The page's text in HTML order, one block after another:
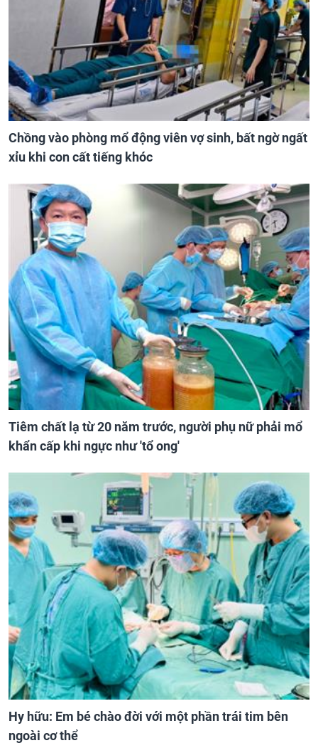
Chồng vào phòng mổ động viên vợ sinh, bất ngờ ngất
xỉu khi con cất tiếng khóc
Tiêm chất lạ từ 20 năm trước, người phụ nữ phải mổ
khẩn cấp khi ngực như 'tổ ong'
Hy hữu: Em bé chào đời với một phần trái tim bên
ngoài cơ thể